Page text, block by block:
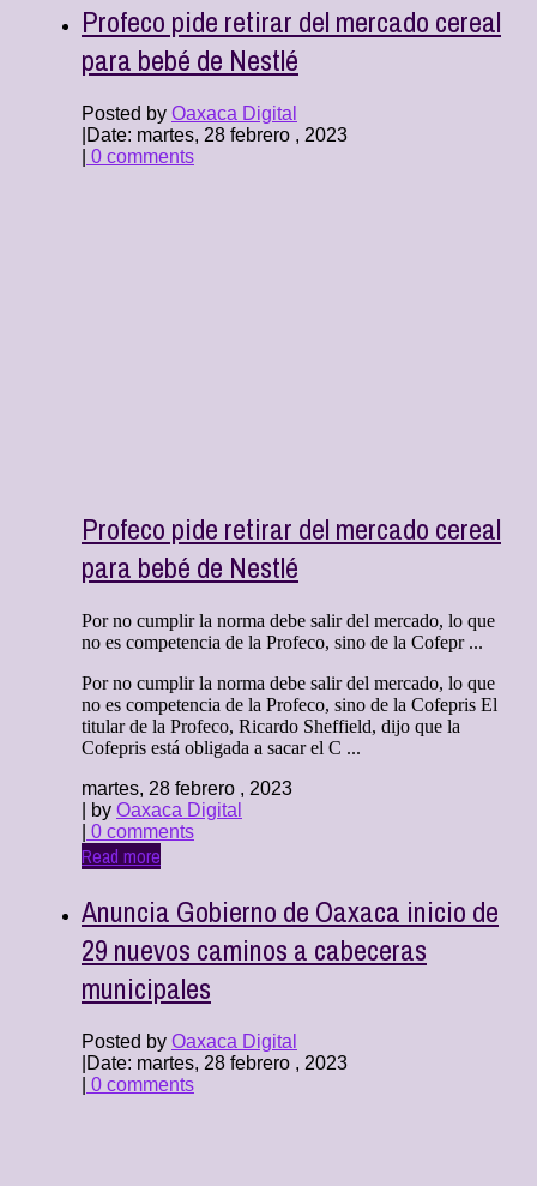
Profeco pide retirar del mercado cereal
para bebé de Nestlé
Posted by Oaxaca Digital
Date: martes, 28 febrero , 2023
0 comments
Profeco pide retirar del mercado cereal
para bebé de Nestlé
Por no cumplir la norma debe salir del mercado, lo que
no es competencia de la Profeco, sino de la Cofepr ...
Por no cumplir la norma debe salir del mercado, lo que
no es competencia de la Profeco, sino de la Cofepris El
titular de la Profeco, Ricardo Sheffield, dijo que la
Cofepris está obligada a sacar el C ...
martes, 28 febrero , 2023
| by Oaxaca Digital
0 comments
Read more
Anuncia Gobierno de Oaxaca inicio de
29 nuevos caminos a cabeceras
municipales
Posted by Oaxaca Digital
Date: martes, 28 febrero , 2023
0 comments